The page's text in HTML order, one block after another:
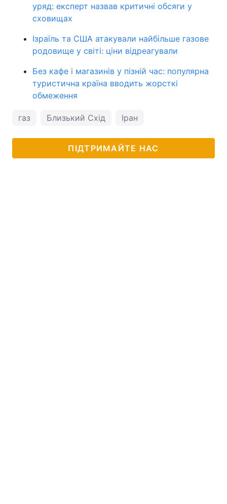
уряд: експерт назвав критичні обсяги у
сховищах
Ізраїль та США атакували найбільше газове
родовище у світі: ціни відреагували
Без кафе і магазинів у пізній час: популярна
туристична країна вводить жорсткі
обмеження
газ Близький Схід Іран
ПІДТРИМАЙТЕ НАС